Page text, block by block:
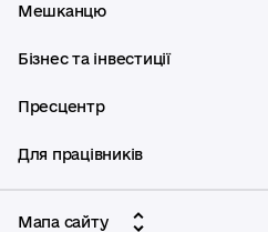
Мешканцю
Бізнес та інвестиції
Пресцентр
Для працівників
Мапа сайту